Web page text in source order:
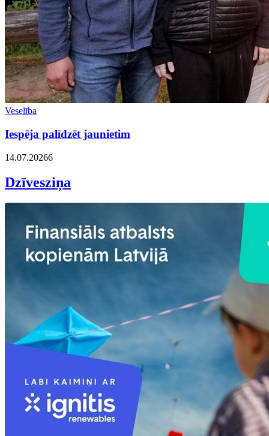
Veselība
Iespēja palīdzēt jaunietim
14.07.20266
Dzīvesziņa